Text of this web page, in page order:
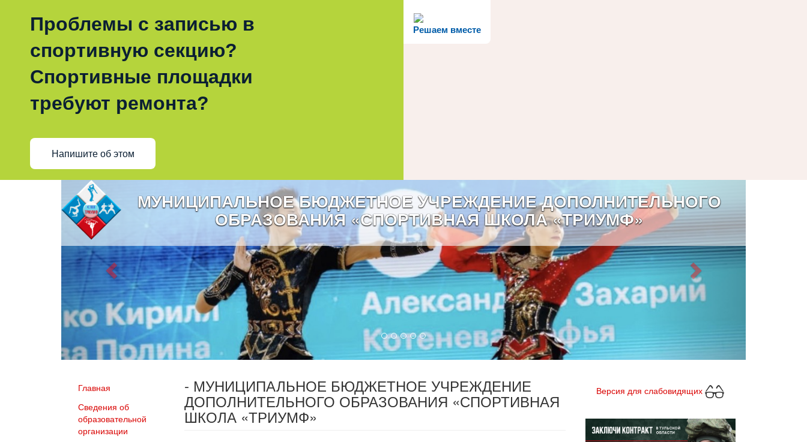
Решаем вместе
Проблемы с записью в
спортивную секцию?
Спортивные площадки
требуют ремонта?
Напишите об этом
МУНИЦИПАЛЬНОЕ БЮДЖЕТНОЕ УЧРЕЖДЕНИЕ ДОПОЛНИТЕЛЬНОГО
ОБРАЗОВАНИЯ «СПОРТИВНАЯ ШКОЛА «ТРИУМФ»
Главная
Сведения об
образовательной
организации
- МУНИЦИПАЛЬНОЕ БЮДЖЕТНОЕ УЧРЕЖДЕНИЕ
ДОПОЛНИТЕЛЬНОГО ОБРАЗОВАНИЯ «СПОРТИВНАЯ
ШКОЛА «ТРИУМФ»
Версия для слабовидящих